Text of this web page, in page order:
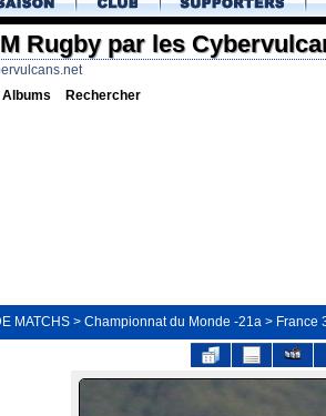
Rugby par les
Albums Rechercher
MATCHS > Championnat du Monde -21a > France